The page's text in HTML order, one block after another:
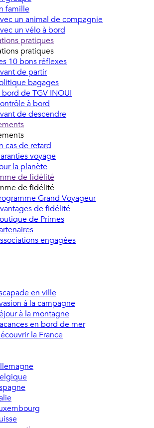
famille
un animal de compagnie
un vélo à bord
pratiques
pratiques
10 bons réflexes
de partir
bagages
bord de TGV INOUI
à bord
de descendre
cas de retard
voyage
la planète
de fidélité
de fidélité
Grand Voyageur
de fidélité
de Primes
engagées
en ville
à la campagne
à la montagne
en bord de mer
la France